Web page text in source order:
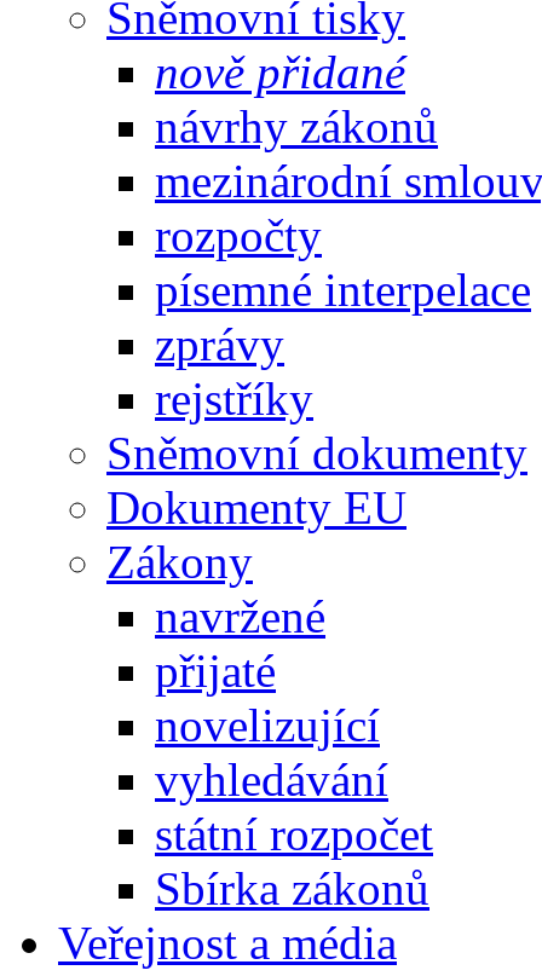
Sněmovní tisky
nově přidané
návrhy zákonů
mezinárodní
rozpočty
písemné interpelace
zprávy
rejstříky
Sněmovní dokumenty
Dokumenty EU
Zákony
navržené
přijaté
novelizující
vyhledávání
státní rozpočet
Sbírka zákonů
Veřejnost a média